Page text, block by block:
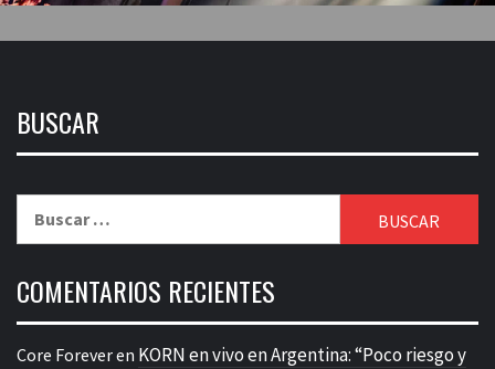
BUSCAR
COMENTARIOS RECIENTES
Core Foreveren KORN en vivo en Argentina: “Poco riesgo y